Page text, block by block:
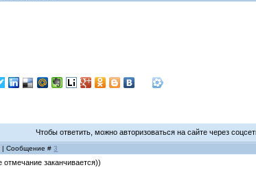
Чтобы ответить, можно авторизоваться на сайте через
| Сообщение #3
заканчивается))